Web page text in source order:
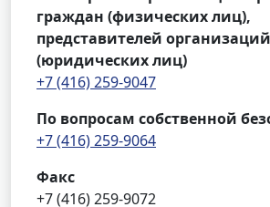
граждан (физических лиц),
представителей организаций
(юридических лиц)
+7 (416) 259-9047
По вопросам собственной
+7 (416) 259-9064
Факс
+7 (416) 259-9072